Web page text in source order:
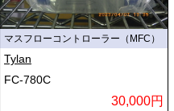
マスフローコントローラー（MFC）
Tylan
FC-780C
30,000円